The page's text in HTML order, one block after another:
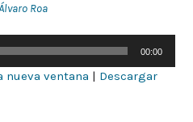
Roa
00:00
nueva ventana | Descargar